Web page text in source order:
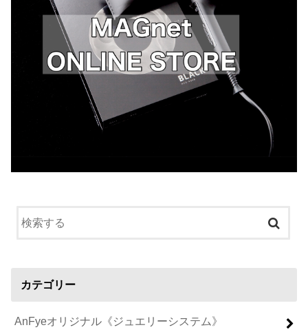
カテゴリー
AnFyeオリジナル《ジュエリーシステム》